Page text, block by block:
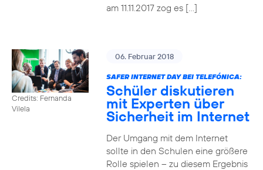
am 11.11.2017 zog es […]
Credits: Fernanda
Vilela
06. Februar 2018
SAFER INTERNET DAY BEI TELEFÓNICA:
Schüler diskutieren
mit Experten über
Sicherheit im Internet
Der Umgang mit dem Internet
sollte in den Schulen eine größere
Rolle spielen – zu diesem Ergebnis